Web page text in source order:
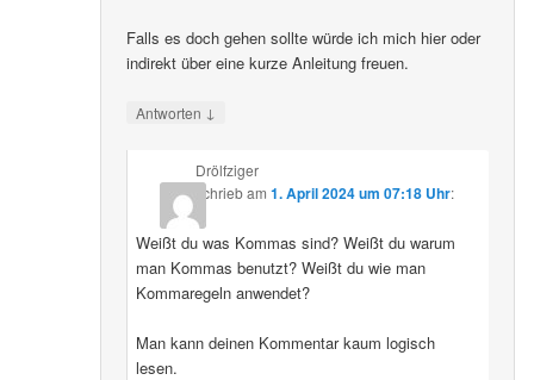
Falls es doch gehen sollte würde ich mich hier oder
indirekt über eine kurze Anleitung freuen.
Antworten ↓
Drölfziger
schriebam 1. April 2024 um 07:18 Uhr:
Weißt du was Kommas sind? Weißt du warum
man Kommas benutzt? Weißt du wie man
Kommaregeln anwendet?
Man kann deinen Kommentar kaum logisch
lesen.